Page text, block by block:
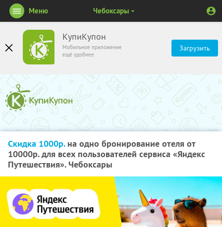
КупиКупон
Мобильное приложение
ещё удобнее
Загрузить
Меню Чебоксары
Скидка 1000р.на одно бронирование отеля от
10000р. для всех пользователей сервиса «Яндекс
Путешествия». Чебоксары